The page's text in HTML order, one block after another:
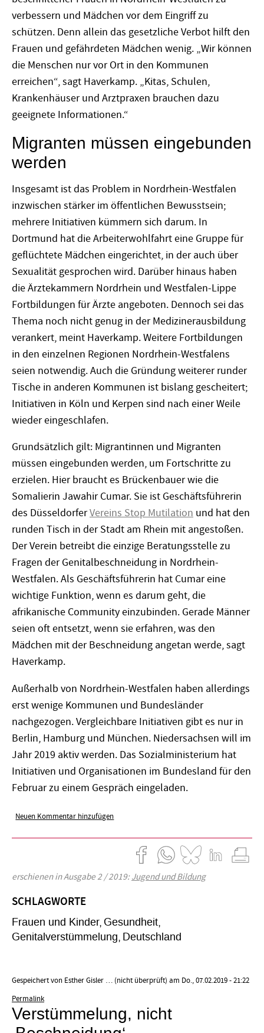
verbessern und Mädchen vor dem Eingriff zu
schützen. Denn allein das gesetzliche Verbot hilft den
Frauen und gefährdeten Mädchen wenig. „Wir können
die Menschen nur vor Ort in den Kommunen
erreichen“, sagt Haverkamp. „Kitas, Schulen,
Krankenhäuser und Arztpraxen brauchen dazu
geeignete Informationen.“
Migranten müssen eingebunden
werden
Insgesamt ist das Problem in Nordrhein-Westfalen
inzwischen stärker im öffentlichen Bewusstsein;
mehrere Initiativen kümmern sich darum. In
Dortmund hat die Arbeiterwohlfahrt eine Gruppe für
geflüchtete Mädchen eingerichtet, in der auch über
Sexualität gesprochen wird. Darüber hinaus haben
die Ärztekammern Nordrhein und Westfalen-Lippe
Fortbildungen für Ärzte angeboten. Dennoch sei das
Thema noch nicht genug in der Medizinerausbildung
verankert, meint Haverkamp. Weitere Fortbildungen
in den einzelnen Regionen Nordrhein-Westfalens
seien notwendig. Auch die Gründung weiterer runder
Tische in anderen Kommunen ist bislang gescheitert;
Initiativen in Köln und Kerpen sind nach einer Weile
wieder eingeschlafen.
Grundsätzlich gilt: Migrantinnen und Migranten
müssen eingebunden werden, um Fortschritte zu
erzielen. Hier braucht es Brückenbauer wie die
Somalierin Jawahir Cumar. Sie ist Geschäftsführerin
des DüsseldorferVereins Stop Mutilation und hat den
runden Tisch in der Stadt am Rhein mit angestoßen.
Der Verein betreibt die einzige Beratungsstelle zu
Fragen der Genitalbeschneidung in Nordrhein-
Westfalen. Als Geschäftsführerin hat Cumar eine
wichtige Funktion, wenn es darum geht, die
afrikanische Community einzubinden. Gerade Männer
seien oft entsetzt, wenn sie erfahren, was den
Mädchen mit der Beschneidung angetan werde, sagt
Haverkamp.
Außerhalb von Nordrhein-Westfalen haben allerdings
erst wenige Kommunen und Bundesländer
nachgezogen. Vergleichbare Initiativen gibt es nur in
Berlin, Hamburg und München. Niedersachsen will im
Jahr 2019 aktiv werden. Das Sozialministerium hat
Initiativen und Organisationen im Bundesland für den
Februar zu einem Gespräch eingeladen.
Neuen Kommentar hinzufügen
erschienen in Ausgabe 2 / 2019:Jugend und Bildung
SCHLAGWORTE
Frauen und Kinder Gesundheit
Genitalverstümmelung Deutschland
Gespeichert von Esther Gisler … (nicht überprüft) am Do., 07.02.2019 - 21:22
Permalink
Verstümmelung, nicht